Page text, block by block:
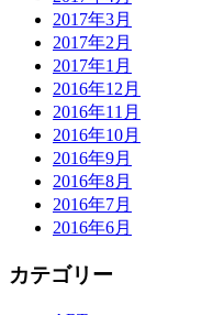
2017年3月
2017年2月
2017年1月
2016年12月
2016年11月
2016年10月
2016年9月
2016年8月
2016年7月
2016年6月
カテゴリー